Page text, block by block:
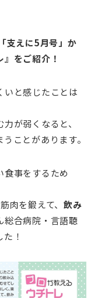
支えに5月号」か
をご紹介！
いと感じたことは
が弱くなると、
ことがあります。
食事をするため
肉を鍛えて、 飲み
総合病院・言語聴
！